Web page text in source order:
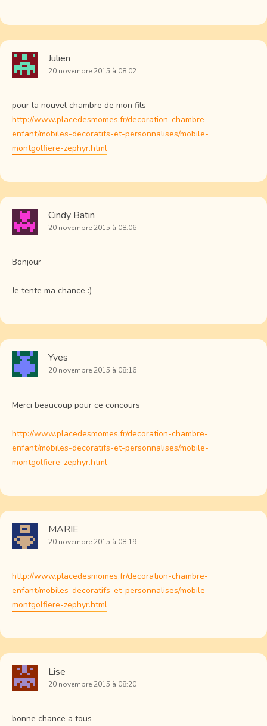
Julien
20 novembre 2015 à 08:02
pour la nouvel chambre de mon fils
http://www.placedesmomes.fr/decoration-chambre-
enfant/mobiles-decoratifs-et-personnalises/mobile-
montgolfiere-zephyr.html
Cindy Batin
20 novembre 2015 à 08:06
Bonjour
Je tente ma chance :)
Yves
20 novembre 2015 à 08:16
Merci beaucoup pour ce concours
http://www.placedesmomes.fr/decoration-chambre-
enfant/mobiles-decoratifs-et-personnalises/mobile-
montgolfiere-zephyr.html
MARIE
20 novembre 2015 à 08:19
http://www.placedesmomes.fr/decoration-chambre-
enfant/mobiles-decoratifs-et-personnalises/mobile-
montgolfiere-zephyr.html
Lise
20 novembre 2015 à 08:20
bonne chance a tous